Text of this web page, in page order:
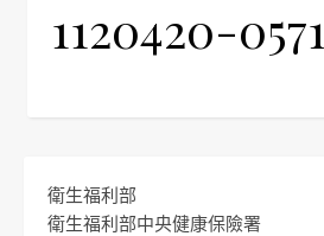
1120420-0571
衛生福利部
衛生福利部中央健康保險署